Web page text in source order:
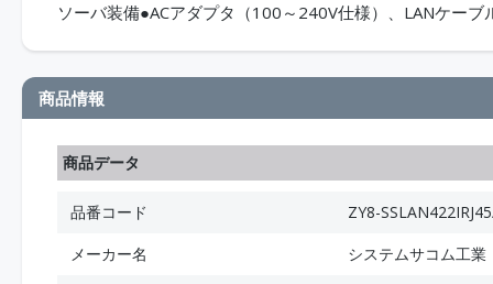
ソーバ装備●ACアダプタ（100～240V仕様）、LANケーブ
商品情報
商品データ
品番コード
ZY8-
メーカー名
システムサコム工業